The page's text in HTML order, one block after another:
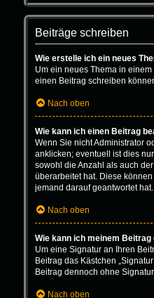
Beiträge schreiben
Wie erstelle ich ein neues
Um ein neues Thema in
einen Beitrag schreiben
Nach oben
Wie kann ich einen Beitrag
Wenn Sie nicht Administrator
anklicken; eventuell ist dies
sowohl die Anzahl als auch
überarbeitet hat. Diese
jemand darauf geantwortet hat.
Nach oben
Wie kann ich meinem
Um eine Signatur an Ihren
Beitrag das Kästchen
Beitrag dennoch ohne
Nach oben